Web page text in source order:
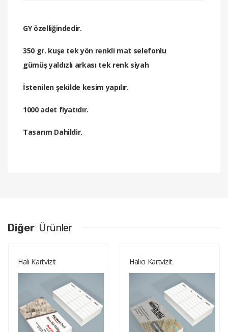
GY özelliğindedir.
350 gr. kuşe tek yön renkli mat selefonlu
gümüş yaldızlı arkası tek renk siyah
İstenilen şekilde kesim yapılır.
1000 adet fiyatıdır.
Tasarım Dahildir.
Diğer Ürünler
Halı Kartvizit Halıcı Kartvizit